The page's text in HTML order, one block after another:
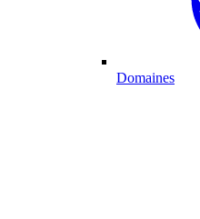
Domaines